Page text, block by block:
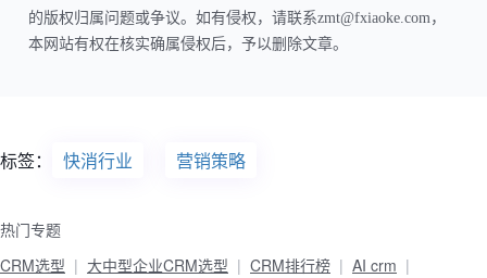
的版权归属问题或争议。如有侵权，请联系zmt@fxiaoke.com，
本网站有权在核实确属侵权后，予以删除文章。
标签： 快消行业 营销策略
热门专题
CRM选型
大中型企业CRM选型 CRM排行榜
AI crm